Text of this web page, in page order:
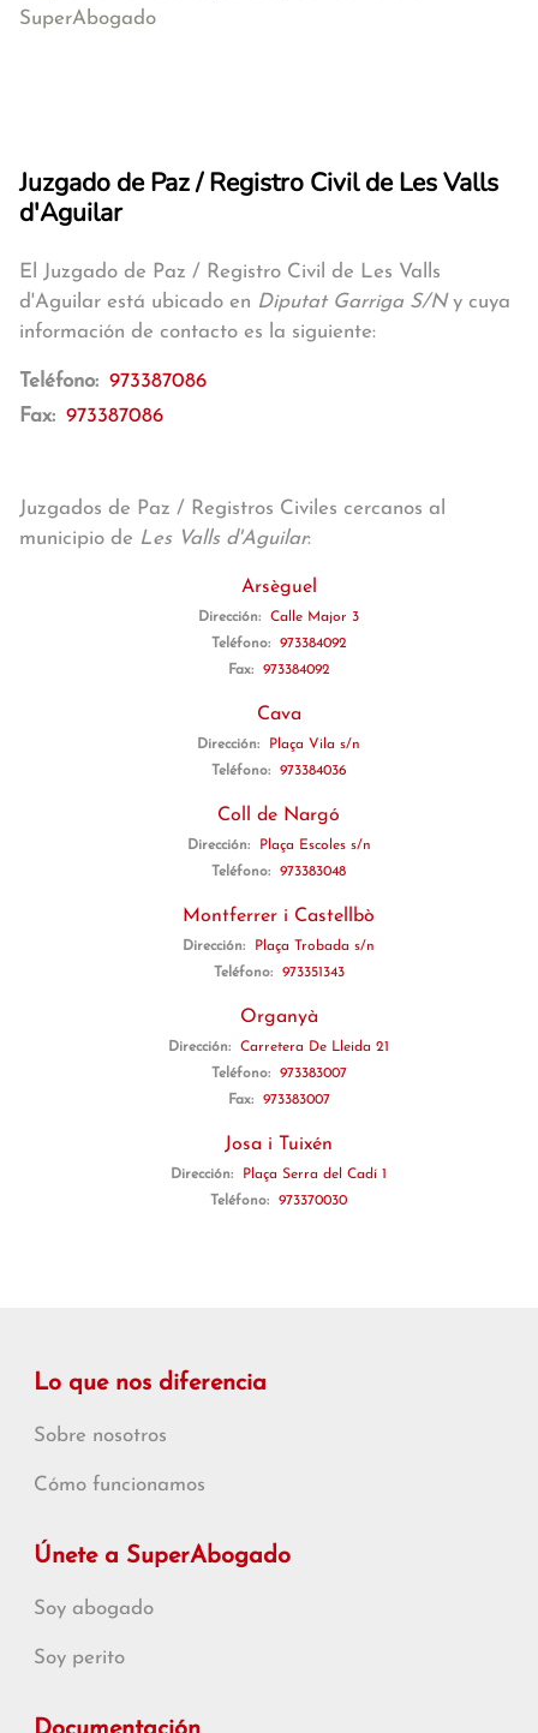
SuperAbogado
Juzgado de Paz / Registro Civil de Les Valls
d'Aguilar
El Juzgado de Paz / Registro Civil de Les Valls
d'Aguilar está ubicado en Diputat Garriga S/Ny cuya
información de contacto es la siguiente:
Teléfono: 973387086
Fax: 973387086
Juzgados de Paz / Registros Civiles cercanos al
municipio de Les Valls d'Aguilar:
Arsèguel
Dirección:
Calle Major 3
Teléfono:
973384092
Fax:
973384092
Cava
Dirección:
Plaça Vila s/n
Teléfono:
973384036
Coll de Nargó
Dirección:
Plaça Escoles s/n
Teléfono:
973383048
Montferrer i Castellbò
Dirección:
Plaça Trobada s/n
Teléfono:
973351343
Organyà
Dirección:
Carretera De Lleida 21
Teléfono:
973383007
Fax:
973383007
Josa i Tuixén
Dirección:
Plaça Serra del Cadí 1
Teléfono:
973370030
Lo que nos diferencia
Sobre nosotros
Cómo funcionamos
Únete a SuperAbogado
Soy abogado
Soy perito